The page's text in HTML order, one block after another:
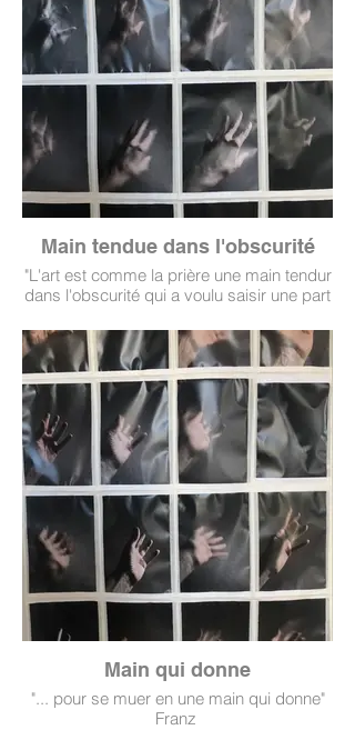
Main tendue dans l'obscurité
"L'art est comme la prière une main tendur
dans l'obscurité qui a voulu saisir une part
Main qui donne
"... pour se muer en une main qui donne"
Franz